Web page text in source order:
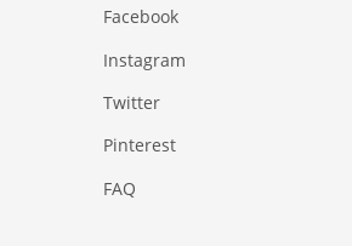
Facebook
Instagram
Twitter
Pinterest
FAQ